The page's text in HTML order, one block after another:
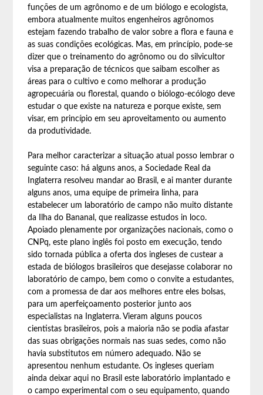
funções de um agrônomo e de um biólogo e ecologista,
embora atualmente muitos engenheiros agrônomos
estejam fazendo trabalho de valor sobre a flora e fauna e
as suas condições ecológicas. Mas, em princípio, pode-se
dizer que o treinamento do agrônomo ou do silvicultor
visa a preparação de técnicos que saibam escolher as
áreas para o cultivo e como melhorar a produção
agropecuária ou florestal, quando o biólogo-ecólogo deve
estudar o que existe na natureza e porque existe, sem
visar, em princípio em seu aproveitamento ou aumento
da produtividade.
Para melhor caracterizar a situação atual posso lembrar o
seguinte caso: há alguns anos, a Sociedade Real da
Inglaterra resolveu mandar ao Brasil, e ai manter durante
alguns anos, uma equipe de primeira linha, para
estabelecer um laboratório de campo não muito distante
da Ilha do Bananal, que realizasse estudos in loco.
Apoiado plenamente por organizações nacionais, como o
CNPq, este plano inglês foi posto em execução, tendo
sido tornada pública a oferta dos ingleses de custear a
estada de biólogos brasileiros que desejasse colaborar no
laboratório de campo, bem como o convite a estudantes,
com a promessa de dar aos melhores entre eles bolsas,
para um aperfeiçoamento posterior junto aos
especialistas na Inglaterra. Vieram alguns poucos
cientistas brasileiros, pois a maioria não se podia afastar
das suas obrigações normais nas suas sedes, como não
havia substitutos em número adequado. Não se
apresentou nenhum estudante. Os ingleses queriam
ainda deixar aqui no Brasil este laboratório implantado e
o campo experimental com o seu equipamento, quando